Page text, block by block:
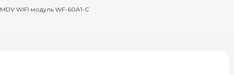
MDV WIFI модуль WF-60A1-C